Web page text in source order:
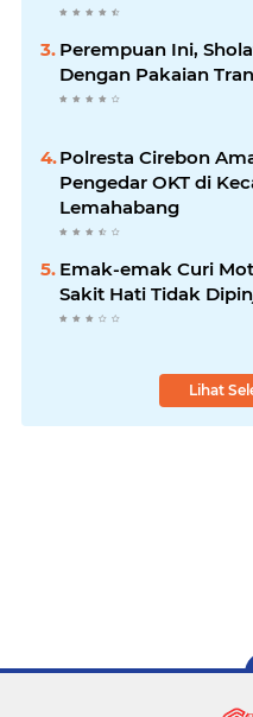
Perempuan Ini,
Dengan Pakaian
Polresta Cirebon
Pengedar OKT di
Lemahabang
Emak-emak Curi
Sakit Hati Tidak
Lihat